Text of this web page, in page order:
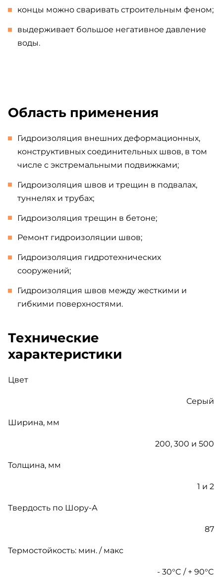
концы можно сваривать строительным феном;
выдерживает большое негативное давление
воды.
Область применения
Гидроизоляция внешних деформационных,
конструктивных соединительных швов, в том
числе с экстремальными подвижками;
Гидроизоляция швов и трещин в подвалах,
туннелях и трубах;
Гидроизоляция трещин в бетоне;
Ремонт гидроизоляции швов;
Гидроизоляция гидротехнических
сооружений;
Гидроизоляция швов между жесткими и
гибкими поверхностями.
Технические
характеристики
Цвет
Серый
Ширина, мм
200, 300 и 500
Толщина, мм
1 и 2
Твердость по Шору-А
87
Термостойкость: мин. / макс
- 30°C / + 90°C